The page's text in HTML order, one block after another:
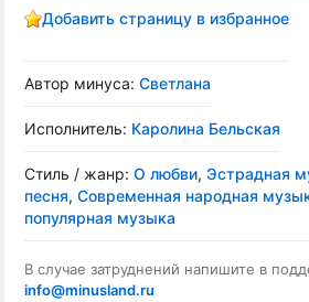
Добавить страницу в избранное
Автор минуса: Светлана
Исполнитель: Каролина Бельская
Стиль / жанр: О любви, Эстрадная
песня, Современная народная
популярная музыка
В случае затруднений напишите в
info@minusland.ru